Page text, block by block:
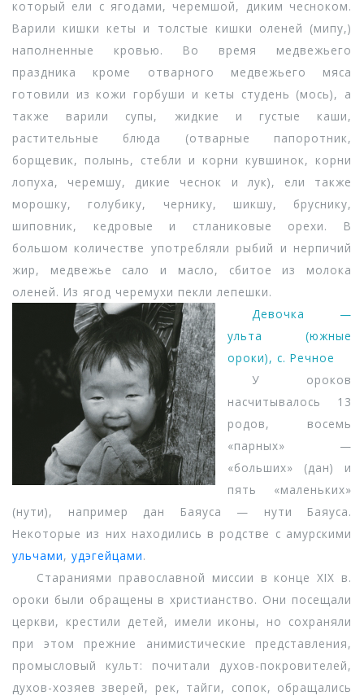
который ели с ягодами, черемшой, диким чесноком.
Варили кишки кеты и толстые кишки оленей (мипу,)
наполненные кровью. Во время медвежьего
праздника кроме отварного медвежьего мяса
готовили из кожи горбуши и кеты студень (мось), а
также варили супы, жидкие и густые каши,
растительные блюда (отварные папоротник,
борщевик, полынь, стебли и корни кувшинок, корни
лопуха, черемшу, дикие чеснок и лук), ели также
морошку, голубику, чернику, шикшу, бруснику,
шиповник, кедровые и стланиковые орехи. В
большом количестве употребляли рыбий и нерпичий
жир, медвежье сало и масло, сбитое из молока
оленей. Из ягод черемухи пекли лепешки.
Девочка —
ульта (южные
ороки), с. Речное
У ороков
насчитывалось 13
родов, восемь
«парных» —
«больших» (дан) и
пять «маленьких»
(нути), например дан Баяуса — нути Баяуса.
Некоторые из них находились в родстве с амурскими
ульчами, удэгейцами.
Стараниями православной миссии в конце XIX в.
ороки были обращены в христианство. Они посещали
церкви, крестили детей, имели иконы, но сохраняли
при этом прежние анимистические представления,
промысловый культ: почитали духов-покровителей,
духов-хозяев зверей, рек, тайги, сопок, обращались